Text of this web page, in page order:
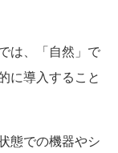
は、「自然」で
に導入すること
態での機器やシ